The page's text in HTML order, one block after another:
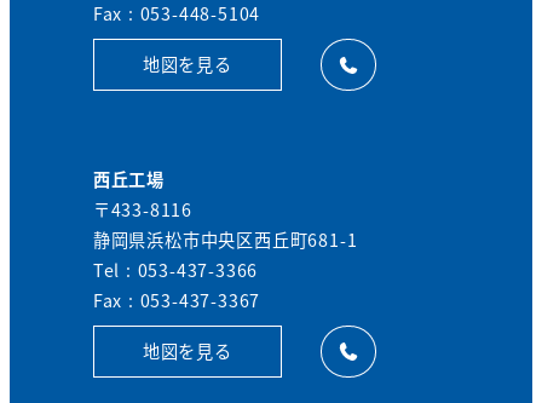
Fax : 053-448-5104
地図を見る
西丘工場
〒433-8116
静岡県浜松市中央区西丘町681-1
Tel : 053-437-3366
Fax : 053-437-3367
地図を見る